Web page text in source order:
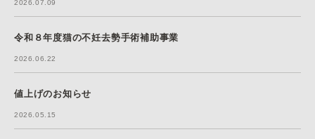
2026.07.09
令和８年度猫の不妊去勢手術補助事業
2026.06.22
値上げのお知らせ
2026.05.15